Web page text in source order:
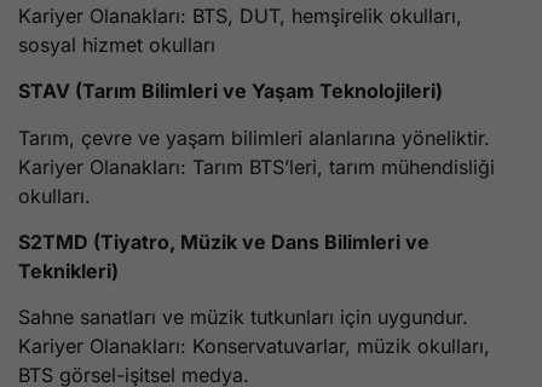
Kariyer Olanakları: BTS, DUT, hemşirelik okulları,
sosyal hizmet okulları
STAV (Tarım Bilimleri ve Yaşam Teknolojileri)
Tarım, çevre ve yaşam bilimleri alanlarına yöneliktir.
Kariyer Olanakları: Tarım BTS’leri, tarım mühendisliği
okulları.
S2TMD (Tiyatro, Müzik ve Dans Bilimleri ve
Teknikleri)
Sahne sanatları ve müzik tutkunları için uygundur.
Kariyer Olanakları: Konservatuvarlar, müzik okulları,
BTS görsel-işitsel medya.